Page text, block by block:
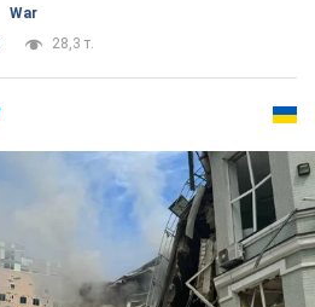
War
28,3 т.